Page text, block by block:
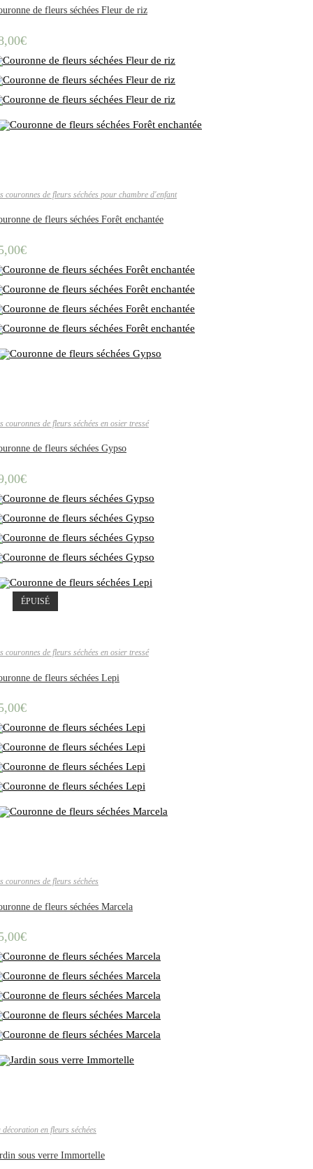
de fleurs séchées Fleur de riz
€
couronnes de fleurs séchées pour chambre d'enfant
de fleurs séchées Forêt enchantée
€
couronnes de fleurs séchées en osier tressé
de fleurs séchées Gypso
€
ÉPUISÉ
couronnes de fleurs séchées en osier tressé
de fleurs séchées Lepi
€
couronnes de fleurs séchées
de fleurs séchées Marcela
€
décoration en fleurs séchées
sous verre Immortelle